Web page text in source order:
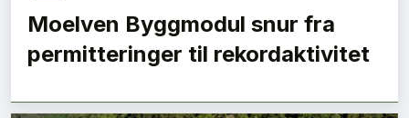
Moelven Byggmodul snur fra
permitteringer til rekordaktivitet